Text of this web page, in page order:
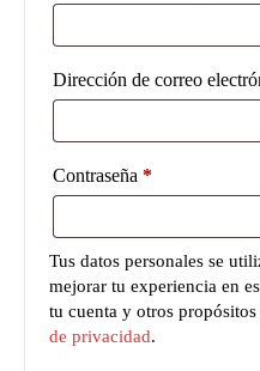
Dirección de correo
Contraseña *Obligatorio
Tus datos personales se
mejorar tu experiencia en
tu cuenta y otros propósitos
de privacidad.